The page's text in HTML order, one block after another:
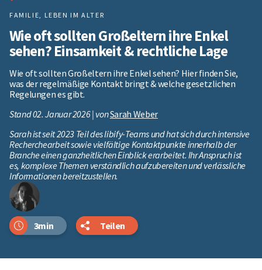
FAMILIE, LEBEN IM ALTER
Wie oft sollten Großeltern ihre Enkel
sehen? Einsamkeit & rechtliche Lage
Wie oft sollten Großeltern ihre Enkel sehen? Hier finden Sie,
was der regelmäßige Kontakt bringt & welche gesetzlichen
Regelungen es gibt.
Stand 02. Januar 2026 | vonSarah Weber
Sarah ist seit 2023 Teil des libify-Teams und hat sich durch intensive
Recherchearbeit sowie vielfältige Kontaktpunkte innerhalb der
Branche einen ganzheitlichen Einblick erarbeitet. Ihr Anspruch ist
es, komplexe Themen verständlich aufzubereiten und verlässliche
Informationen bereitzustellen.
3min Teilen